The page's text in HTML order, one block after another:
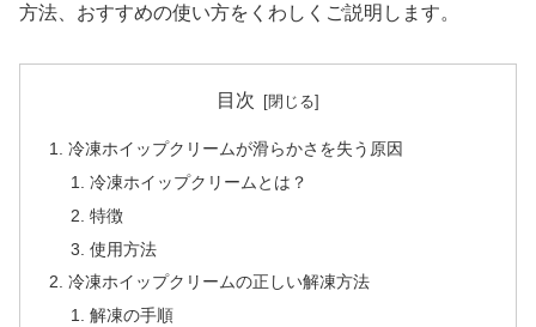
方法、おすすめの使い方をくわしくご説明します。
目次
冷凍ホイップクリームが滑らかさを失う原因
冷凍ホイップクリームとは？
特徴
使用方法
冷凍ホイップクリームの正しい解凍方法
解凍の手順